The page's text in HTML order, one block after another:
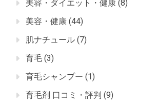
美容・ダイエット・健康 (8)
美容・健康 (44)
肌ナチュール (7)
育毛 (3)
育毛シャンプー (1)
育毛剤 口コミ・評判 (9)